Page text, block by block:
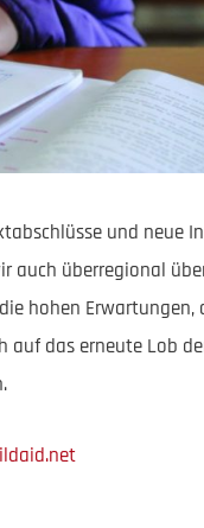
und neue
auch überregional
hohen Erwartungen,
auf das erneute Lob